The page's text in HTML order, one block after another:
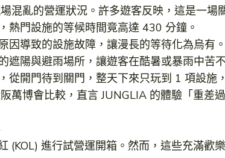
混亂的營運狀況。許多遊客反映，這是一場
熱門設施的等候時間竟高達 430 分鐘。
因導致的設施故障，讓漫長的等待化為烏有。
遮陽與避雨場所，讓遊客在酷暑或暴雨中苦
從開門待到關門，整天下來只玩到 1 項設施
萬博會比較，直言 JUNGLIA 的體驗「重差
(KOL) 進行試營運開箱。然而，這些充滿